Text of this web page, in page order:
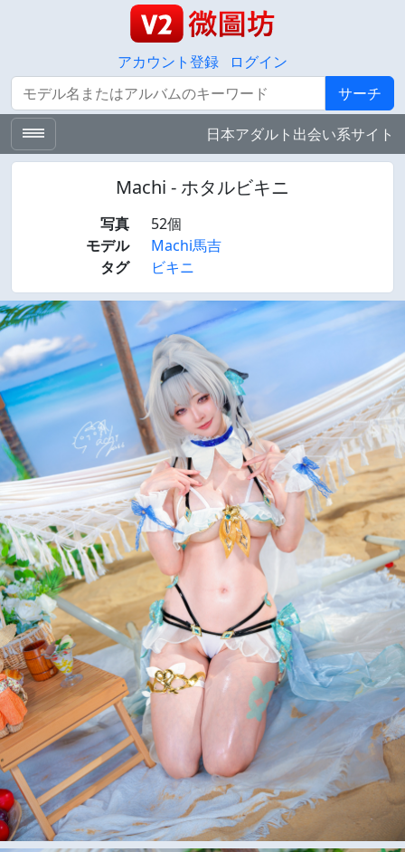
アカウント登録
ログイン
サーチ
サーチ
日本アダルト出会い系サイト
Machi - ホタルビキニ
写真
52個
モデル
Machi馬吉
タグ
ビキニ